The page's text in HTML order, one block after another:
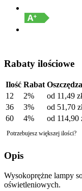
Rabaty ilościowe
Ilość Rabat
12
2% od 11,49 zł
36
3% od 51,70
60
4% od 114,90
Potrzebujesz większej ilości?
Opis
Wysokoprężne lampy
oświetleniowych.